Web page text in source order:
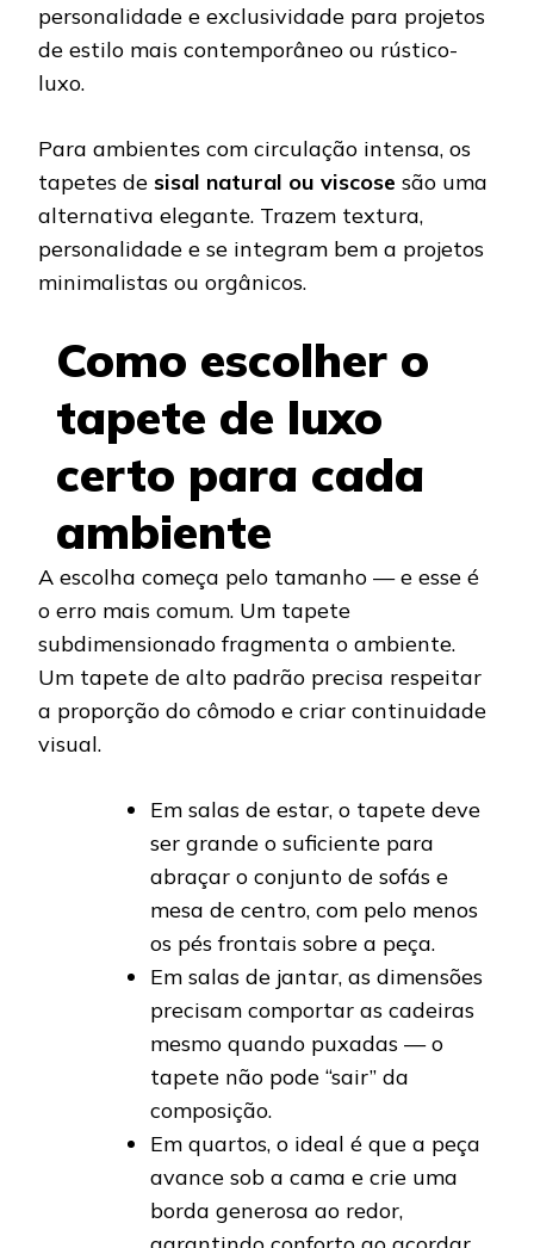
personalidade e exclusividade para projetos
de estilo mais contemporâneo ou rústico-
luxo.
Para ambientes com circulação intensa, os
tapetes de sisal natural ou viscose são uma
alternativa elegante. Trazem textura,
personalidade e se integram bem a projetos
minimalistas ou orgânicos.
Como escolher o
tapete de luxo
certo para cada
ambiente
A escolha começa pelo tamanho — e esse é
o erro mais comum. Um tapete
subdimensionado fragmenta o ambiente.
Um tapete de alto padrão precisa respeitar
a proporção do cômodo e criar continuidade
visual.
Em salas de estar, o tapete deve
ser grande o suficiente para
abraçar o conjunto de sofás e
mesa de centro, com pelo menos
os pés frontais sobre a peça.
Em salas de jantar, as dimensões
precisam comportar as cadeiras
mesmo quando puxadas — o
tapete não pode “sair” da
composição.
Em quartos, o ideal é que a peça
avance sob a cama e crie uma
borda generosa ao redor,